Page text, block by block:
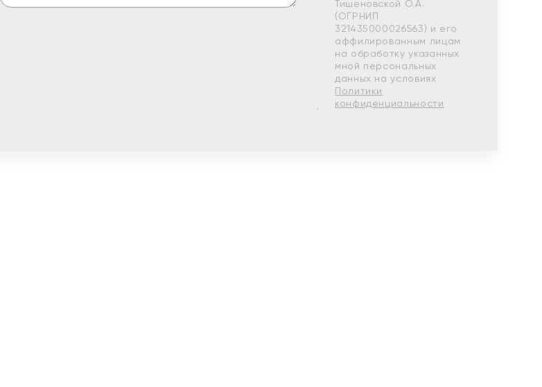
Тишеновской О.А.
(ОГРНИП
321435000026563) и его
аффилированным лицам
на обработку указанных
мной персональных
данных на условиях
Политики
конфиденциальности